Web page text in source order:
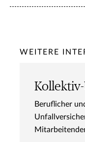
WEITERE
Beruflicher